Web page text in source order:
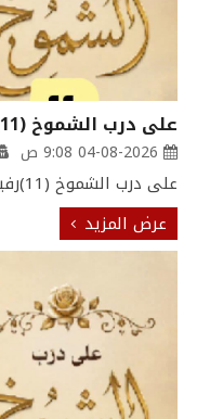
على درب الشموخ (11) رفيقٌ كان لك سندًا
04-08-2026 9:08 ص
على درب الشموخ (11)رفيقٌ كان لك سندًا
عرض المزيد